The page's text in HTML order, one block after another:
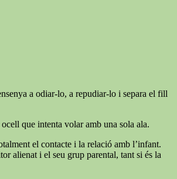
a odiar-lo, a repudiar-lo i separa el fill
que intenta volar amb una sola ala.
el contacte i la relació amb l’infant.
alienat i el seu grup parental, tant si és la